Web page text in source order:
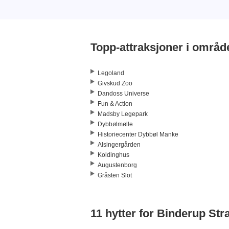
Topp-attraksjoner i
Legoland
Givskud Zoo
Dandoss Universe
Fun & Action
Madsby Legepark
Dybbølmølle
Historiecenter Dybbøl Manke
Alsingergården
Koldinghus
Augustenborg
Gråsten Slot
11 hytter for Binderup